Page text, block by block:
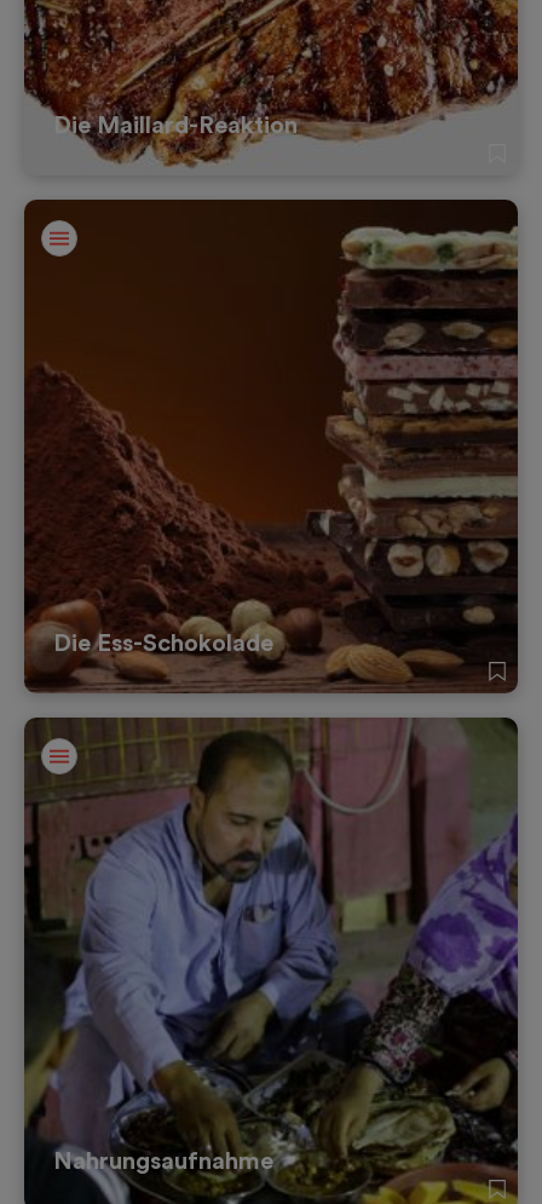
Die Maillard-Reaktion
Die Ess-Schokolade
Nahrungsaufnahme